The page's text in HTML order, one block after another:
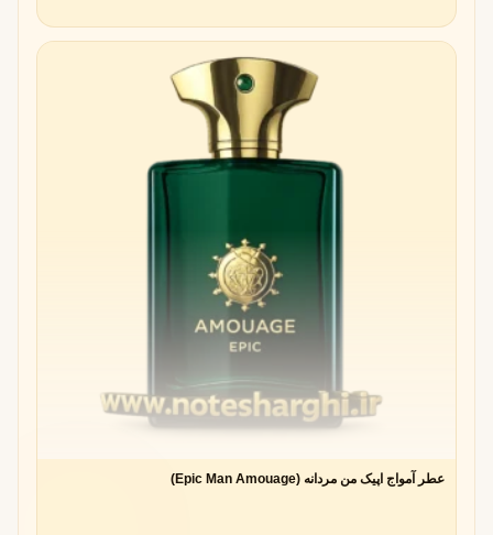
عطر آمواج اپیک من مردانه (Epic Man Amouage)